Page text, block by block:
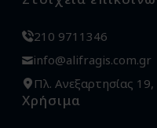
210 9711346
info@alifragis.com.gr
Πλ. Ανεξαρτησίας
Χρήσιμα